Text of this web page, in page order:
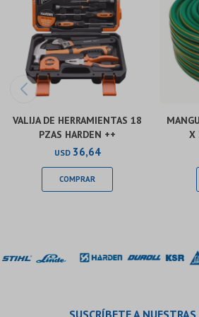
VALIJA DE HERRAMIENTAS 18
PZAS HARDEN ++
USD 36,64
X
SUSCRÍBETE A